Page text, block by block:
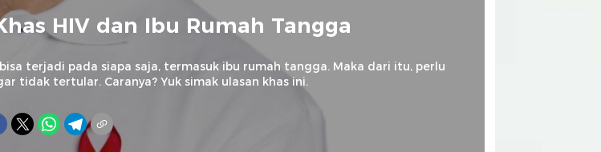
HIV dan Ibu Rumah Tangga
terjadi pada siapa saja, termasuk ibu rumah tangga. Maka dari itu, perlu
tidak tertular. Caranya? Yuk simak ulasan khas ini.